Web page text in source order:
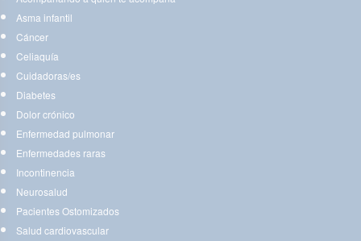
Asma infantil
Cáncer
Celiaquía
Cuidadoras/es
Diabetes
Dolor crónico
Enfermedad pulmonar
Enfermedades raras
Incontinencia
Neurosalud
Pacientes Ostomizados
Salud cardiovascular